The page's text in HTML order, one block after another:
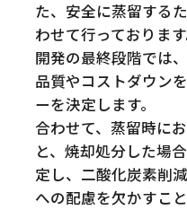
た、安全に蒸留する
わせて行っております
開発の最終段階では
品質やコストダウン
ーを決定します。
合わせて、蒸留時に
と、焼却処分した場
定し、二酸化炭素削
への配慮を欠かすこ